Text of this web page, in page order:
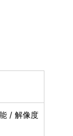
/ 解像度